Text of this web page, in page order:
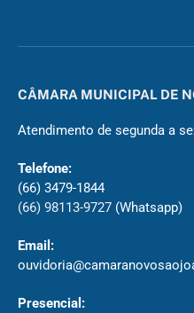
CÂMARA MUNICIPAL DE
Atendimento de segunda a
Telefone:
(66) 3479-1844
(66) 98113-9727 (Whatsapp)
Email:
Presencial: